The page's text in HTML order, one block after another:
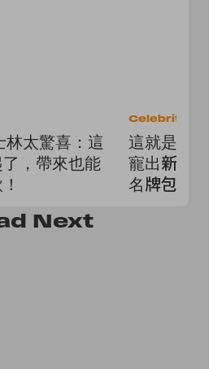
太驚喜：這
，帶來也能
Celebrities
這就是夢
寵出新高
名牌包！
Next